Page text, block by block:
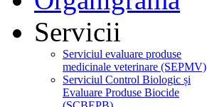
Servicii
Serviciul evaluare produse
medicinale veterinare (SEPMV)
Serviciul Control Biologic și
Evaluare Produse Biocide